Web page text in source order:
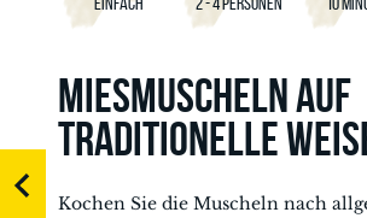
MIESMUSCHELN AUF
TRADITIONELLE
Kochen Sie die Muscheln nach